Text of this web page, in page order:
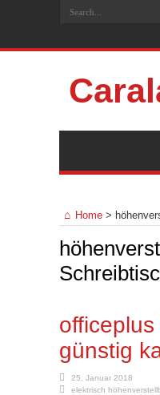
Home >
günstig
25. Januar 2018
elektrisch